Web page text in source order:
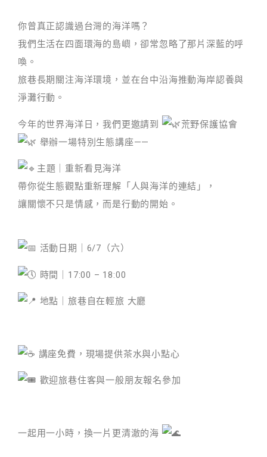
你曾真正認識過台灣的海洋嗎？
我們生活在四面環海的島嶼，卻常忽略了那片深藍的呼
喚。
旅巷長期關注海洋環境，並在台中沿海推動海岸認養與
淨灘行動。
今年的世界海洋日，我們更邀請到
荒野保護協會
舉辦一場特別生態講座——
主題｜重新看見海洋
帶你從生態觀點重新理解「人與海洋的連結」，
讓關懷不只是情感，而是行動的開始。
活動日期｜6/7（六）
時間｜17:00 – 18:00
地點｜旅巷自在輕旅 大廳
講座免費，現場提供茶水與小點心
歡迎旅巷住客與一般朋友報名參加
一起用一小時，換一片更清澈的海